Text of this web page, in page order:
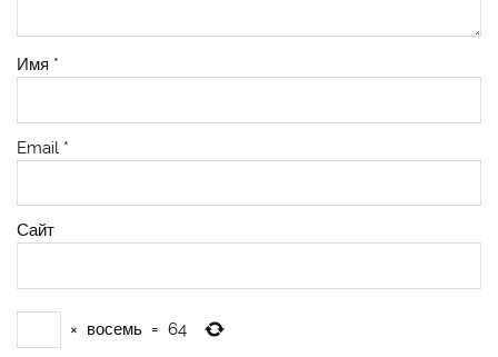
Имя *
Email *
Сайт
× восемь = 64